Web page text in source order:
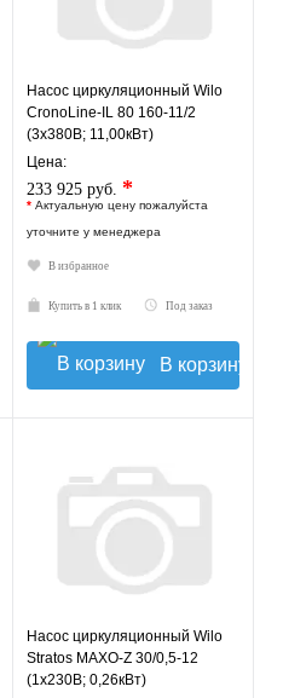
Насос циркуляционный Wilo
CronoLine-IL 80 160-11/2
(3х380В; 11,00кВт)
Цена:
233 925 руб. *
* Актуальную цену пожалуйста
уточните у менеджера
В избранное
Купить в 1 клик Под заказ
В корзину
Насос циркуляционный Wilo
Stratos MAXO-Z 30/0,5-12
(1x230В; 0,26кВт)